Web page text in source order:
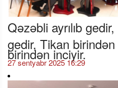
Qəzəbli ayrılıb
gedir, Tikan birindən
birindən inciyir.
27 sentyabr 2025 16:29